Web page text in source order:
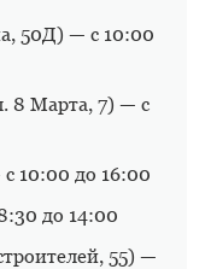
50Д) — с 10:00
8 Марта, 7) — с
10:00 до 16:00
до 14:00
55) —